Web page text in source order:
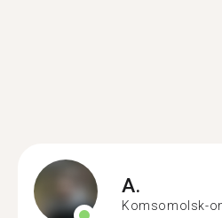
A.
Komsomolsk-